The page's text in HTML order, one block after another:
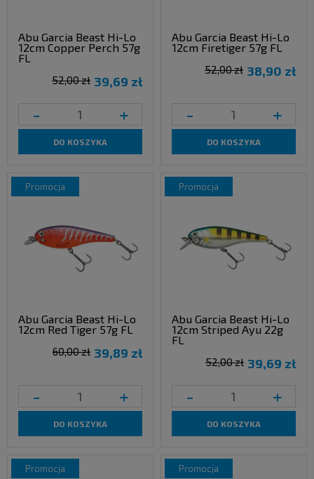
Abu Garcia Beast Hi-Lo
12cm Copper Perch 57g
FL
39,69 zł
52,00 zł
- +
DO KOSZYKA
Abu Garcia Beast Hi-Lo
12cm Firetiger 57g FL
38,90 zł
52,00 zł
- +
DO KOSZYKA
Abu Garcia Beast Hi-Lo
12cm Red Tiger 57g FL
39,89 zł
60,00 zł
- +
DO KOSZYKA
promocja
Abu Garcia Beast Hi-Lo
12cm Striped Ayu 22g
FL
39,69 zł
52,00 zł
- +
DO KOSZYKA
promocja
promocja promocja